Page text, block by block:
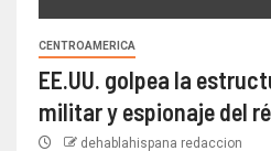
CENTROAMERICA
EE.UU. golpea la
militar y espionaje del
dehablahispana redaccion